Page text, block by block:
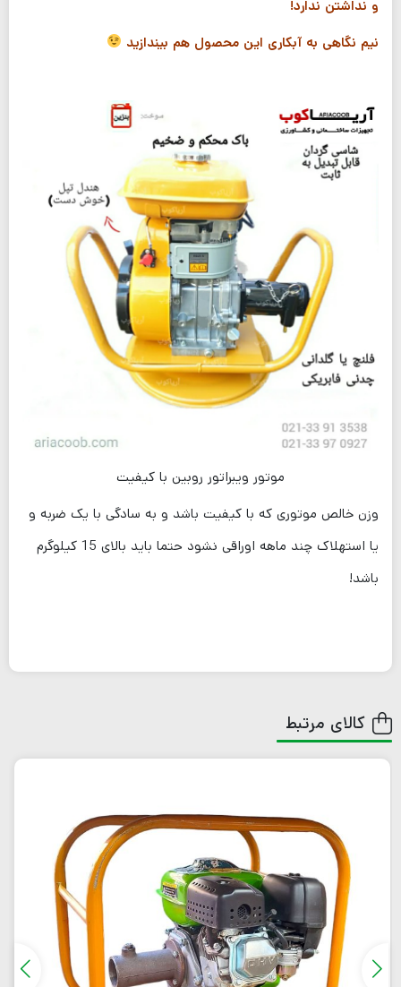
و نداشتن ندارد!
نیم نگاهی به آبکاری این محصول هم بیندازید
موتور ویبراتور روبین با کیفیت
وزن خالص موتوری که با کیفیت باشد و به سادگی با یک ضربه و
یا استهلاک چند ماهه اوراقی نشود حتما باید بالای 15 کیلوگرم
باشد!
کالای مرتبط